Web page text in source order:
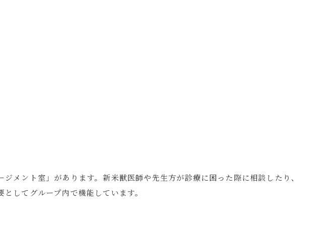
メント室」があります。新米獣医師や先生方が診療に困った際に相談したり、
してグループ内で機能しています。